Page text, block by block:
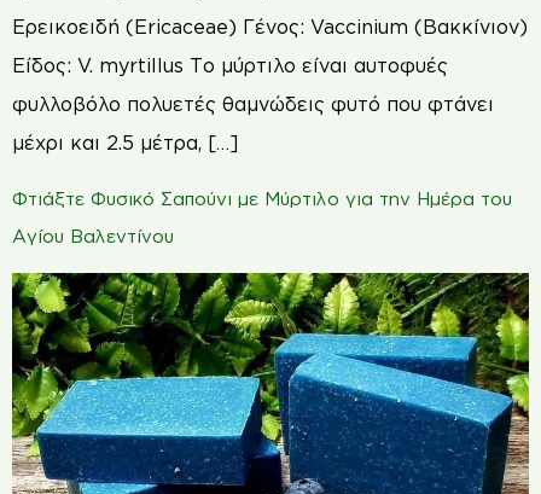
Ερεικοειδή (Ericaceae) Γένος: Vaccinium (Βακκίνιον)
Είδος: V. myrtillus Το μύρτιλο είναι αυτοφυές
φυλλοβόλο πολυετές θαμνώδεις φυτό που φτάνει
μέχρι και 2.5 μέτρα, […]
Φτιάξτε Φυσικό Σαπούνι με Μύρτιλο για την Ημέρα του
Αγίου Βαλεντίνου